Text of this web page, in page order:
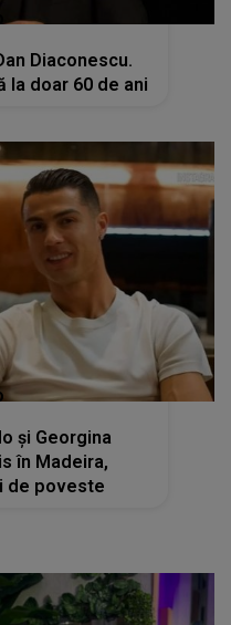
Diaconescu.
la doar 60 de ani
și Georgina
în Madeira,
de poveste